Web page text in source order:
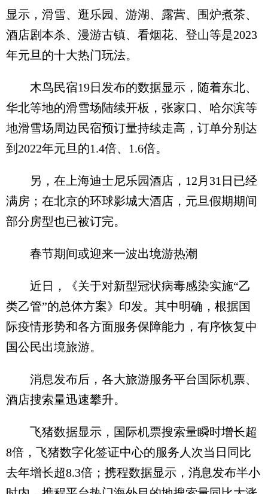
显示，滑雪、逛乐园、游湖、露营、围炉煮茶、
酒店剧本杀、漫游古镇、看烟花、登山等是2023
年元旦的十大热门玩法。
木鸟民宿19日发布的数据显示，随着东北、
华北等地的滑雪场陆续开板，张家口、哈尔滨等
地滑雪场周边民宿预订量持续走高，订单分别达
到2022年元旦的1.4倍、1.6倍。
另，在上海迪士尼乐园酒店，12月31日已经
满房；在北京的环球影城大酒店，元旦假期期间
部分房型也已被订完。
春节期间或迎来一波出境游热潮
近日，《关于对新型冠状病毒感染实施“乙
类乙管”的总体方案》印发。其中明确，根据国
际疫情形势和各方面服务保障能力，有序恢复中
国公民出境旅游。
消息发布后，各大旅游服务平台国际机票、
酒店搜索量迅速攀升。
飞猪数据显示，国际机票搜索量瞬时增长超
8倍，飞猪数字化签证中心的服务人次当日同比
去年增长超8.3倍；携程数据显示，消息发布半小